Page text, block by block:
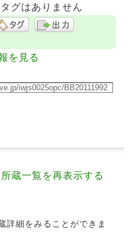
グはありません
を見る
蔵一覧を再表示する
詳細をみることができま